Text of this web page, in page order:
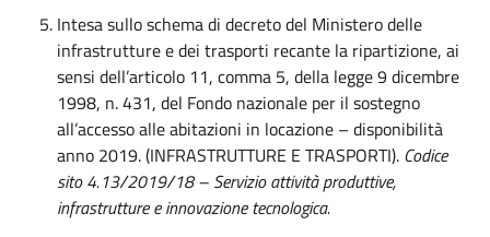
Intesa sullo schema di decreto del Ministero delle
infrastrutture e dei trasporti recante la ripartizione, ai
sensi dell’articolo 11, comma 5, della legge 9 dicembre
1998, n. 431, del Fondo nazionale per il sostegno
all’accesso alle abitazioni in locazione – disponibilità
anno 2019. (INFRASTRUTTURE E TRASPORTI). Codice
sito 4.13/2019/18 – Servizio attività produttive,
infrastrutture e innovazione tecnologica.